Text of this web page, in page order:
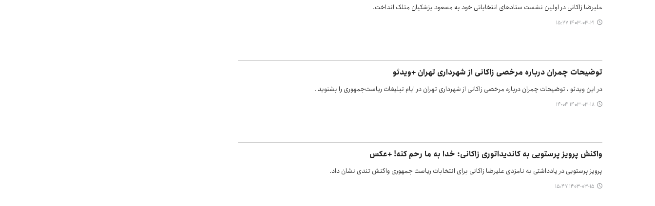
علیرضا زاکانی در اولین نشست ستادهای انتخاباتی خود به مسعود پزشکیان متلک انداخت.
۱۴۰۳-۰۳-۲۱ ۱۵:۲۷
توضیحات چمران درباره مرخصی زاکانی از شهرداری تهران +ویدئو
در این ویدئو ، توضیحات چمران درباره مرخصی زاکانی از شهرداری تهران در ایام تبلیغات ریاست‌جمهوری را بشنوید .
۱۴۰۳-۰۳-۱۸ ۱۴:۰۴
واکنش پرویز پرستویی به کاندیداتوری زاکانی: خدا به ما رحم کنه! +عکس
پرویز پرستویی در یادداشتی به نامزدی علیرضا زاکانی برای انتخابات ریاست جمهوری واکنش تندی نشان داد.
۱۴۰۳-۰۳-۱۵ ۱۵:۴۷